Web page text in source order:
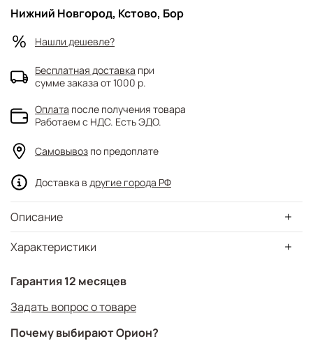
Характеристики
Описание
Гарантия 12 месяцев
Задать вопрос о товаре
Почему выбирают Орион?
Нижний Новгород, Кстово, Бор
Нашли дешевле?
Бесплатная доставка при
сумме заказа от 1000 р.
Оплата после получения товара
Работаем с НДС. Есть ЭДО.
Самовывоз по предоплате
Доставка в другие города РФ